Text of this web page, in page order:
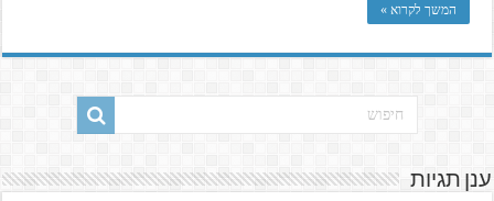
המשך לקרוא »
ענן תגיות